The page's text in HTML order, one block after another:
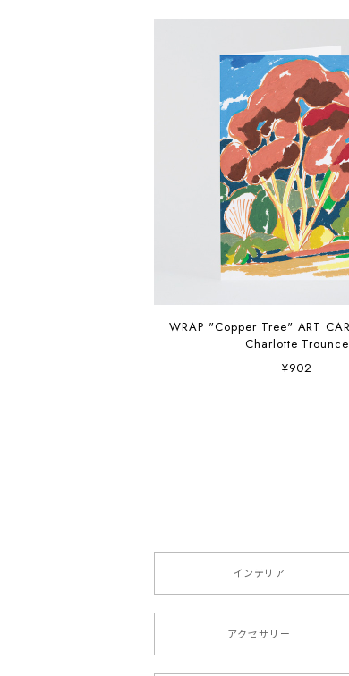
WRAP "Copper Tree" ART CARD Artwork by
Charlotte Trounce
¥902
インテリア
アクセサリー